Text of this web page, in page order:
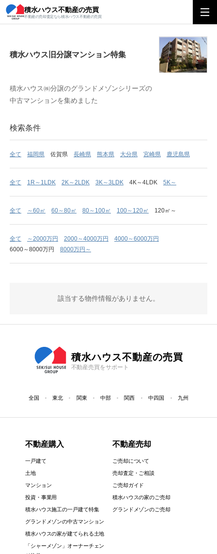
積水ハウス不動産の売買
不動産の売却査定なら積水ハウス不動産の売買
積水ハウス旧分譲マンション特集
積水ハウス旧分譲マンション特集
積水ハウス㈱分譲のグランドメゾンシリーズの
中古マンションを集めました
検索条件
全て 福岡県 佐賀県 長崎県 熊本県 大分県 宮崎県 鹿児島県
全て 1R～1LDK 2K～2LDK 3K～3LDK 4K～4LDK 5K～
全て ～60㎡ 60～80㎡ 80～100㎡ 100～120㎡ 120㎡～
全て ～2000万円 2000～4000万円
4000～6000万円
6000～8000万円
8000万円～
該当する物件情報がありません。
積水ハウス不動産の売買
不動産売買をサポート
全国 東北 関東 中部 関西 中四国 九州
不動産購入
一戸建て
土地
マンション
投資・事業用
積水ハウス施工の一戸建て特集
グランドメゾンの中古マンション
積水ハウスの家が建てられる土地
「シャーメゾン」オーナーチェン
不動産売却
ご売却について
売却査定・ご相談
ご売却ガイド
積水ハウスの家のご売却
グランドメゾンのご売却